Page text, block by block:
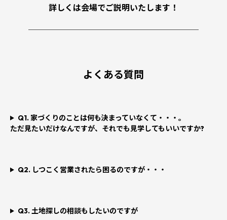
詳しくは会場でご説明いたします！
────────────────────────
よくある質問
Q1. 家づくりのことは何も決まっていなくて・・・。
ただ見たいだけなんですが、それでも見学してもいいですか?
Q2. しつこく営業されたら困るのですが・・・
Q3. 土地探しの相談もしたいのですが